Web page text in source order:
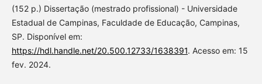
(152 p.) Dissertação (mestrado profissional) - Universidade
Estadual de Campinas, Faculdade de Educação, Campinas,
SP. Disponível em:
https://hdl.handle.net/20.500.12733/1638391. Acesso em: 15
fev. 2024.